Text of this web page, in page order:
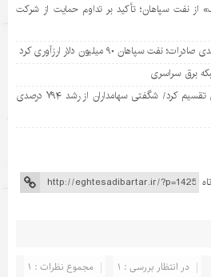
از نفت سپاهان؛ تأکید بر تداوم حمایت از شرکت
برق سراسری
مجمع شسپا ۲۰۰ تومان سود نقدی تقسیم کرد/ شگفتی سهامداران از رشد ۷۹۴ درصدی
مجموع نظرات : 1
در انتظار بررسی : 1